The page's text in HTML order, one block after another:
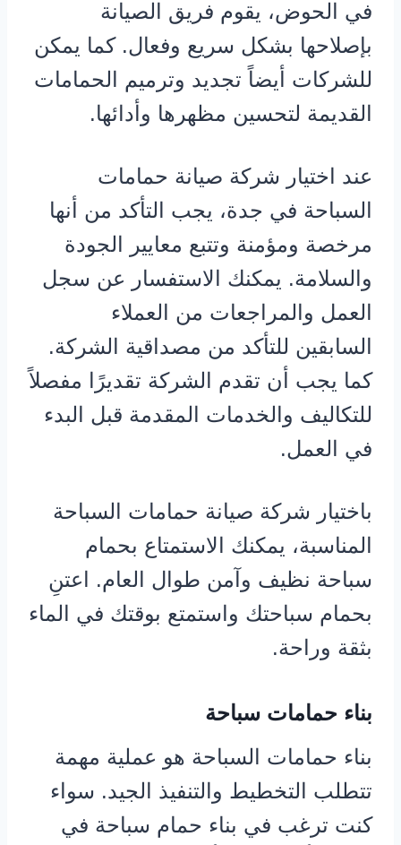
في الحوض، يقوم فريق الصيانة
بإصلاحها بشكل سريع وفعال. كما يمكن
للشركات أيضاً تجديد وترميم الحمامات
القديمة لتحسين مظهرها وأدائها.
عند اختيار شركة صيانة حمامات
السباحة في جدة، يجب التأكد من أنها
مرخصة ومؤمنة وتتبع معايير الجودة
والسلامة. يمكنك الاستفسار عن سجل
العمل والمراجعات من العملاء
السابقين للتأكد من مصداقية الشركة.
كما يجب أن تقدم الشركة تقديرًا مفصلاً
للتكاليف والخدمات المقدمة قبل البدء
في العمل.
باختيار شركة صيانة حمامات السباحة
المناسبة، يمكنك الاستمتاع بحمام
سباحة نظيف وآمن طوال العام. اعتنِ
بحمام سباحتك واستمتع بوقتك في الماء
بثقة وراحة.
بناء حمامات سباحة
بناء حمامات السباحة هو عملية مهمة
تتطلب التخطيط والتنفيذ الجيد. سواء
كنت ترغب في بناء حمام سباحة في